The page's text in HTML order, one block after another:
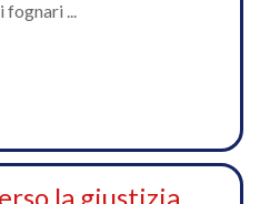
fognari ...
la giustizia